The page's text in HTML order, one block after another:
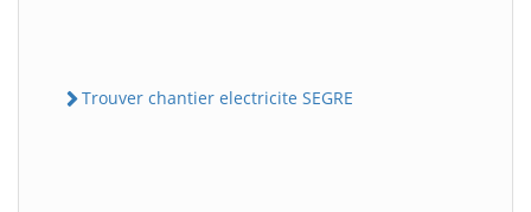
Trouver chantier electricite SEGRE